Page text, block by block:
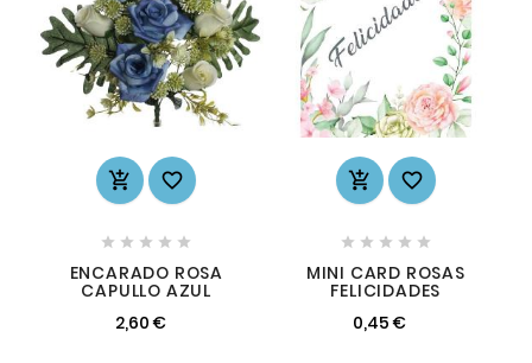
 
    
ENCARADO ROSA
CAPULLO AZUL
2,60 €
 
    
MINI CARD ROSAS
FELICIDADES
0,45 €